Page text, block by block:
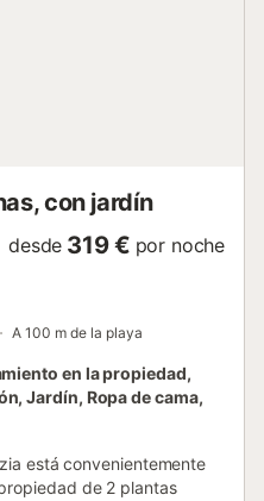
con jardín
desde 319 € por noche
A 100 m de la playa
en la propiedad,
Jardín, Ropa de cama,
está convenientemente
de 2 plantas